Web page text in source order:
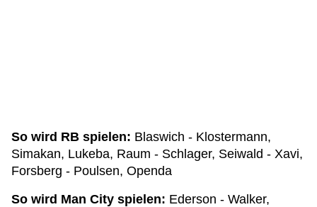
So wird RB spielen: Blaswich - Klostermann,
Simakan, Lukeba, Raum - Schlager, Seiwald - Xavi,
Forsberg - Poulsen, Openda
So wird Man City spielen: Ederson - Walker,